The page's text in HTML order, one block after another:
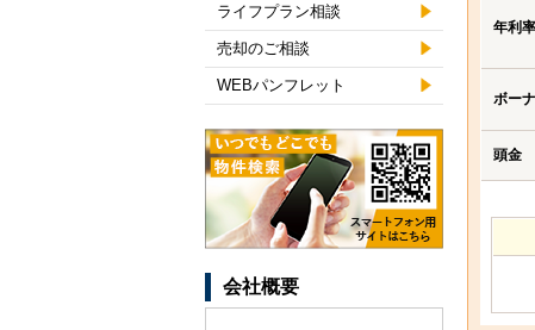
年利率
ボー
頭金
ライフプラン相談
売却のご相談
WEBパンフレット
会社概要